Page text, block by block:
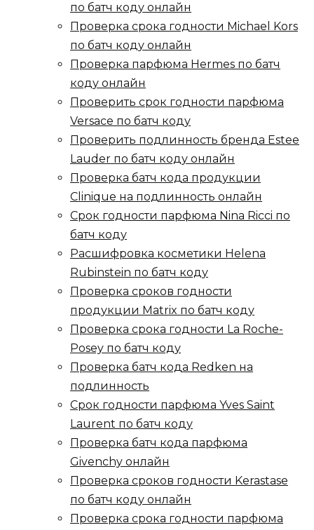
по батч коду онлайн
Проверка срока годности Michael Kors
по батч коду онлайн
Проверка парфюма Hermes по батч
коду онлайн
Проверить срок годности парфюма
Versace по батч коду
Проверить подлинность бренда Estee
Lauder по батч коду онлайн
Проверка батч кода продукции
Clinique на подлинность онлайн
Срок годности парфюма Nina Ricci по
батч коду
Расшифровка косметики Helena
Rubinstein по батч коду
Проверка сроков годности
продукции Matrix по батч коду
Проверка срока годности La Roche-
Posey по батч коду
Проверка батч кода Redkеn на
подлинность
Срок годности парфюма Yves Saint
Laurent по батч коду
Проверка батч кода парфюма
Givenchy онлайн
Проверка сроков годности Kerastase
по батч коду онлайн
Проверка срока годности парфюма